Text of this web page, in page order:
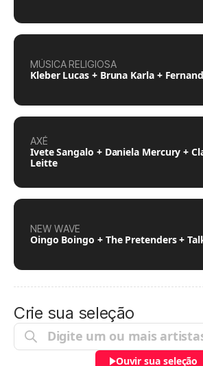
MÚSICA RELIGIOSA
Kleber Lucas + Bruna Karla +
AXÉ
Ivete Sangalo + Daniela Mercury +
Leitte
NEW WAVE
Oingo Boingo + The Pretenders +
Crie sua seleção
Ouvir sua seleção